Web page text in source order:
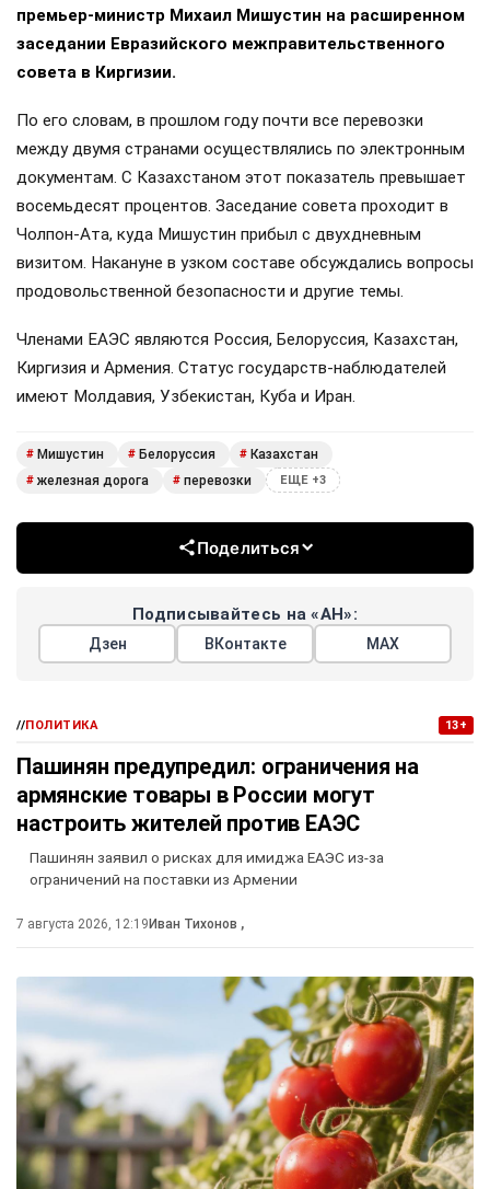
премьер-министр Михаил Мишустин на расширенном
заседании Евразийского межправительственного
совета в Киргизии.
По его словам, в прошлом году почти все перевозки
между двумя странами осуществлялись по электронным
документам. С Казахстаном этот показатель превышает
восемьдесят процентов. Заседание совета проходит в
Чолпон-Ата, куда Мишустин прибыл с двухдневным
визитом. Накануне в узком составе обсуждались вопросы
продовольственной безопасности и другие темы.
Членами ЕАЭС являются Россия, Белоруссия, Казахстан,
Киргизия и Армения. Статус государств-наблюдателей
имеют Молдавия, Узбекистан, Куба и Иран.
# Мишустин # Белоруссия # Казахстан
# железная дорога # перевозки ЕЩЕ +3
Поделиться
Подписывайтесь на «АН»:
Дзен ВКонтакте МАХ
//ПОЛИТИКА 13+
Пашинян предупредил: ограничения на
армянские товары в России могут
настроить жителей против ЕАЭС
Пашинян заявил о рисках для имиджа ЕАЭС из-за
ограничений на поставки из Армении
7 августа 2026, 12:19Иван Тихонов ,